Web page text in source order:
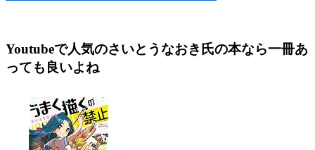
Youtubeで人気のさいとうなおき氏の本なら一冊あ
っても良いよね